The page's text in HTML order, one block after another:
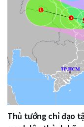
Thủ tướng chỉ đạo